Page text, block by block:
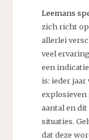
Leemans
zich richt
allerlei
veel
een
is: ieder jaar
explosieven
aantal en
situaties.
dat deze